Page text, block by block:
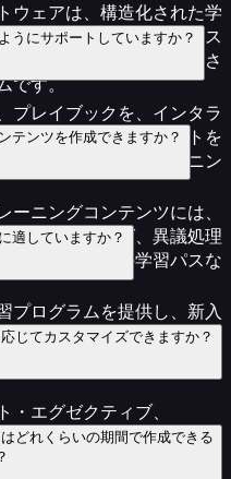
ウェアは、構造化された学
クニック、パフォーマンス
ムのトレーニングに使用さ
です。
うにサポートしていますか？
プレイブックを、インタラ
グビデオ、アセスメントを
ることで、営業トレーニン
テンツを作成できますか？
ニングコンテンツには、
ストレーニング、異議処理
ラム、役割別の学習パスな
適していますか？
プログラムを提供し、新入
を迅速に理解できるように
オンボーディングに適して
じてカスタマイズできますか？
エグゼクティブ、
ーム、地域営業チームな
わせてカスタマイズするこ
どれくらいの期間で作成できる